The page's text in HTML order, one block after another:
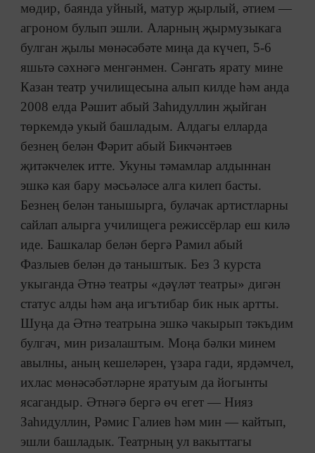
мөдир, баянда уйный, матур җырлый, әтием —
агроном булып эшли. Аларның җырмузыкага
булган җылы мөнәсәбәте миңа да күчеп, 5-6
яшьтә сәхнәгә менгәнмен. Сәнгать ярату мине
Казан театр училищесына алып килде һәм анда
2008 елда Рәшит абый Заһидуллин җыйган
төркемдә укый башладым. Алдагы елларда
безнең белән Фәрит абый Бикчәнтәев
җитәкчелек итте. Укуны тәмамлар алдыннан
эшкә кая бару мәсьәләсе алга килеп басты.
Безнең белән танышырга, булачак артистларны
сайлап алырга училищега режиссёрлар еш килә
иде. Башкалар белән бергә Рамил абый
Фазлыев белән дә таныштык. Без 3 курста
укыганда Әтнә театры «дәүләт театры» дигән
статус алды һәм аңа игътибар бик нык артты.
Шуңа да Әтнә театрына эшкә чакырып тәкъдим
булгач, мин ризалаштым. Моңа бәлки минем
авылны, аның кешеләрен, үзара гади, ярдәмчел,
ихлас мөнәсәбәтләрне яратуым да йогынты
ясагандыр. Әтнәгә бергә өч егет — Нияз
Заһидуллин, Рәмис Галиев һәм мин — кайтып,
эшли башладык. Театрның ул вакыттагы